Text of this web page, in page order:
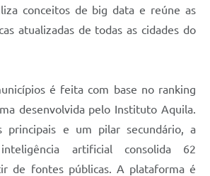
conceitos de big data e reúne as
atualizadas de todas as cidades do
é feita com base no ranking
desenvolvida pelo Instituto Aquila.
principais e um pilar secundário, a
artificial consolida 62
de fontes públicas. A plataforma é